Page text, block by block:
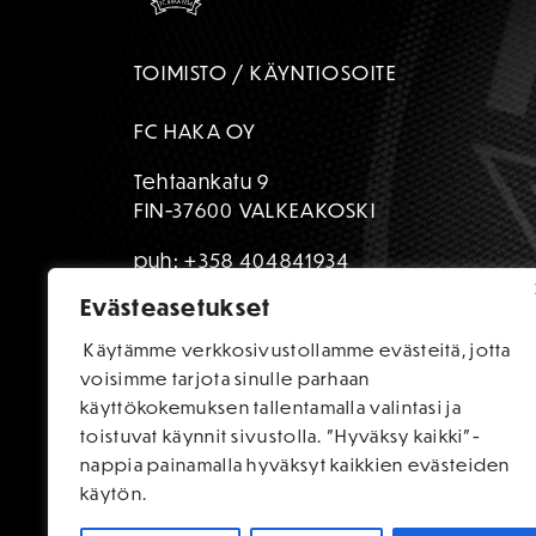
Evästeasetukset
Käytämme verkkosivustollamme evästeitä, jotta
voisimme tarjota sinulle parhaan
käyttökokemuksen tallentamalla valintasi ja
toistuvat käynnit sivustolla. "Hyväksy kaikki"-
nappia painamalla hyväksyt kaikkien evästeiden
käytön.
TOIMISTO / KÄYNTIOSOITE
FC HAKA OY
Tehtaankatu 9
FIN-37600 VALKEAKOSKI
puh:+358 404841934
toimisto@fchaka.fi